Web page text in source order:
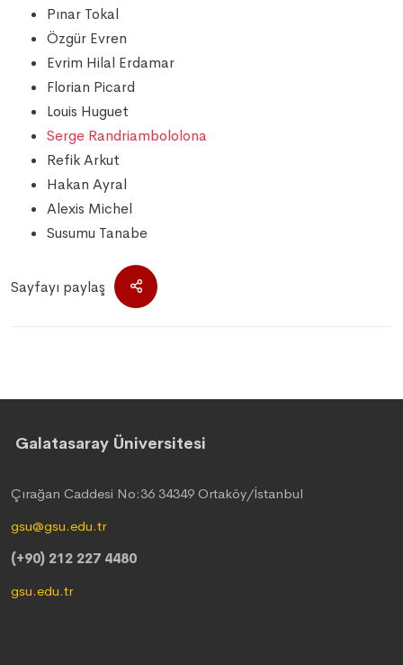
Pınar Tokal
Özgür Evren
Evrim Hilal Erdamar
Florian Picard
Louis Huguet
Serge Randriambololona
Refik Arkut
Hakan Ayral
Alexis Michel
Susumu Tanabe
Sayfayı paylaş
Galatasaray Üniversitesi
Çırağan Caddesi No:36 34349 Ortaköy/İstanbul
gsu@gsu.edu.tr
(+90) 212 227 4480
gsu.edu.tr